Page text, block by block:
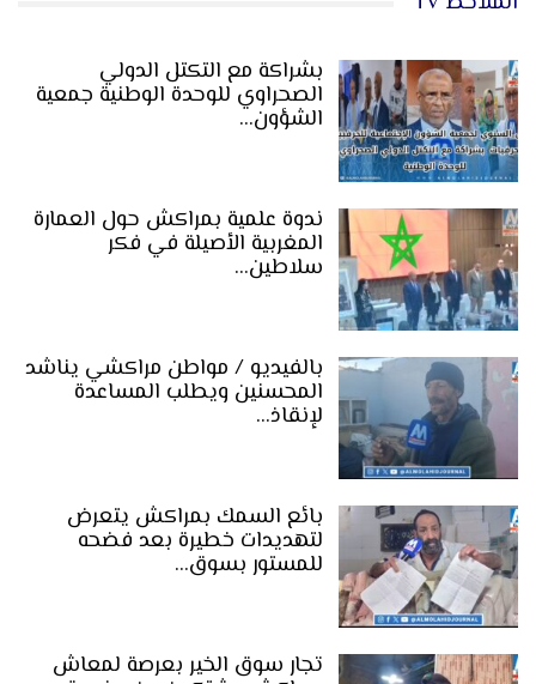
بشراكة مع التكتل الدولي
الصحراوي للوحدة الوطنية جمعية
الشؤون…
ندوة علمية بمراكش حول العمارة
المغربية الأصيلة في فكر
سلاطين…
بالفيديو / مواطن مراكشي يناشد
المحسنين ويطلب المساعدة
لإنقاذ…
بائع السمك بمراكش يتعرض
لتهديدات خطيرة بعد فضحه
للمستور بسوق…
تجار سوق الخير بعرصة لمعاش